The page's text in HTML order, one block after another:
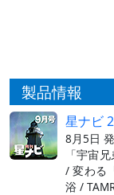
製品情報
星ナビ
8月5日
「宇宙
/ 変わる
浴 /